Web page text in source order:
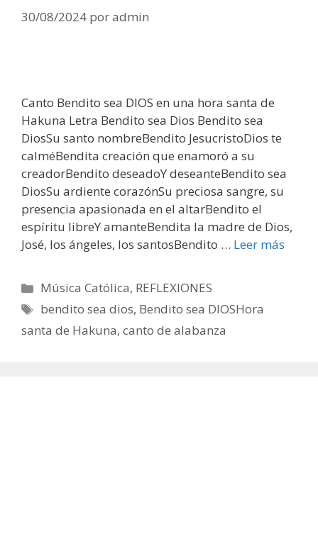
30/08/2024 poradmin
Canto Bendito sea DIOS en una hora santa de
Hakuna Letra Bendito sea Dios Bendito sea
DiosSu santo nombreBendito JesucristoDios te
calméBendita creación que enamoró a su
creadorBendito deseadoY deseanteBendito sea
DiosSu ardiente corazónSu preciosa sangre, su
presencia apasionada en el altarBendito el
espíritu libreY amanteBendita la madre de Dios,
José, los ángeles, los santosBendito … Leer más
Categorías
Música Católica, REFLEXIONES
Etiquetas
bendito sea dios, Bendito sea DIOSHora
santa de Hakuna, canto de alabanza